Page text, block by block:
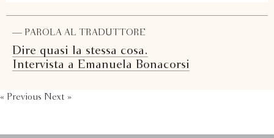
— PAROLA AL TRADUTTORE
Dire quasi la stessa cosa.
Intervista a Emanuela Bonacorsi
« Previous Next »